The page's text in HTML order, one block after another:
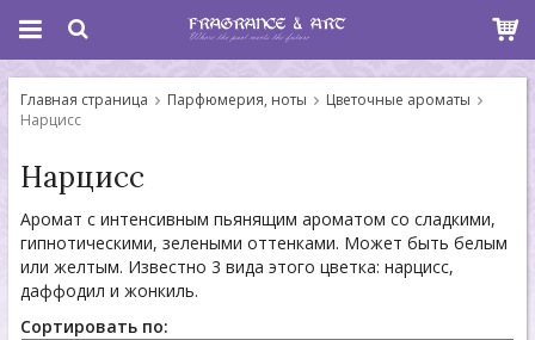
Главная страница Парфюмерия, ноты
Цветочные ароматы
Нарцисс
Нарцисс
Аромат с интенсивным пьянящим ароматом со сладкими,
гипнотическими, зелеными оттенками. Может быть белым
или желтым. Известно 3 вида этого цветка: нарцисс,
даффодил и жонкиль.
Сортировать по: